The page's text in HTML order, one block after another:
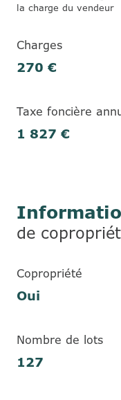
la charge du vendeur
Charges
270 €
Taxe foncière
1 827 €
de
Copropriété
Oui
Nombre de lots
127